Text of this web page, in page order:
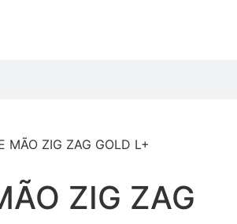
MÃO ZIG ZAG GOLD L+
ZIG ZAG